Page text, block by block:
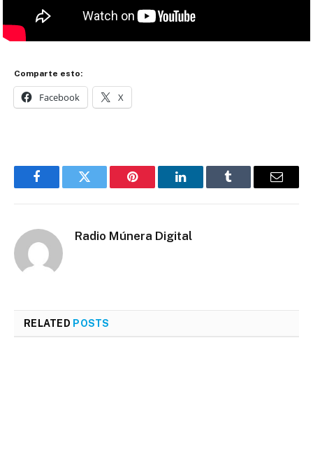
Comparte esto:
Facebook X
FacebookTwitter Pinterest LinkedInTumblr Email
Radio Múnera Digital
RELATED POSTS